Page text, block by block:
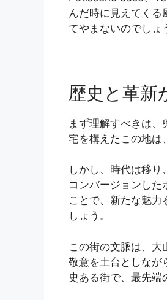
んだ時に見えてく
てやまないのでしょ
歴史と革新
まず理解すべきは
宅を構えたこの地は
しかし、時代は移
コンバージョンし
ことで、新たな魅力
しょう。
この街の文脈は、
敬意を土台としなが
史ある街で、最先端